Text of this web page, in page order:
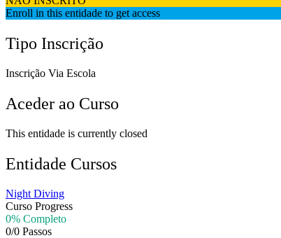
Enroll in this entidade to get access
Tipo Inscrição
Inscrição Via Escola
Aceder ao Curso
This entidade is currently closed
Entidade Cursos
Night Diving
Curso Progress
0% Completo
0/0 Passos